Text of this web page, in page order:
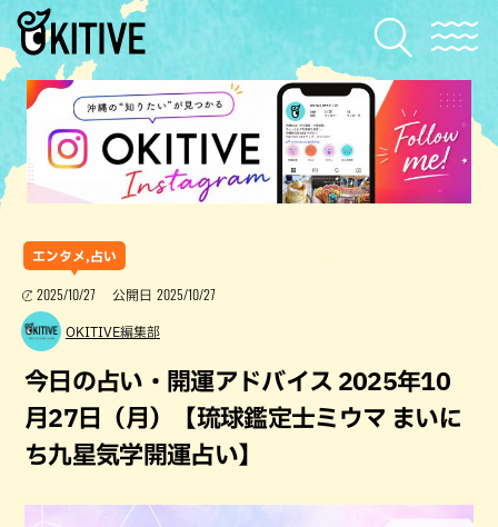
エンタメ,占い
2025/10/27 公開日 2025/10/27
OKITIVE編集部
今日の占い・開運アドバイス 2025年10
月27日（月）【琉球鑑定士ミウマ まいに
ち九星気学開運占い】